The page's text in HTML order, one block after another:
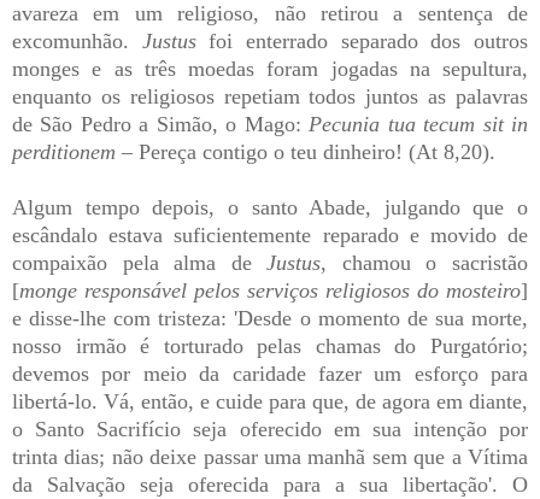
avareza em um religioso, não retirou a sentença de
excomunhão. Justusfoi enterrado separado dos outros
monges e as três moedas foram jogadas na sepultura,
enquanto os religiosos repetiam todos juntos as palavras
de São Pedro a Simão, o Mago:Pecunia tua tecum sit in
perditionem – Pereça contigo o teu dinheiro! (At 8,20).
Algum tempo depois, o santo Abade, julgando que o
escândalo estava suficientemente reparado e movido de
compaixão pela alma deJustus, chamou o sacristão
[monge responsável pelos serviços religiosos do mosteiro]
e disse-lhe com tristeza: 'Desde o momento de sua morte,
nosso irmão é torturado pelas chamas do Purgatório;
devemos por meio da caridade fazer um esforço para
libertá-lo. Vá, então, e cuide para que, de agora em diante,
o Santo Sacrifício seja oferecido em sua intenção por
trinta dias; não deixe passar uma manhã sem que a Vítima
da Salvação seja oferecida para a sua libertação'. O